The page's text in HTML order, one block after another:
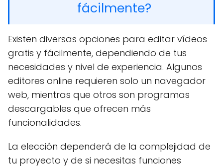
fácilmente?
Existen diversas opciones para editar vídeos
gratis y fácilmente, dependiendo de tus
necesidades y nivel de experiencia. Algunos
editores online requieren solo un navegador
web, mientras que otros son programas
descargables que ofrecen más
funcionalidades.
La elección dependerá de la complejidad de
tu proyecto y de si necesitas funciones